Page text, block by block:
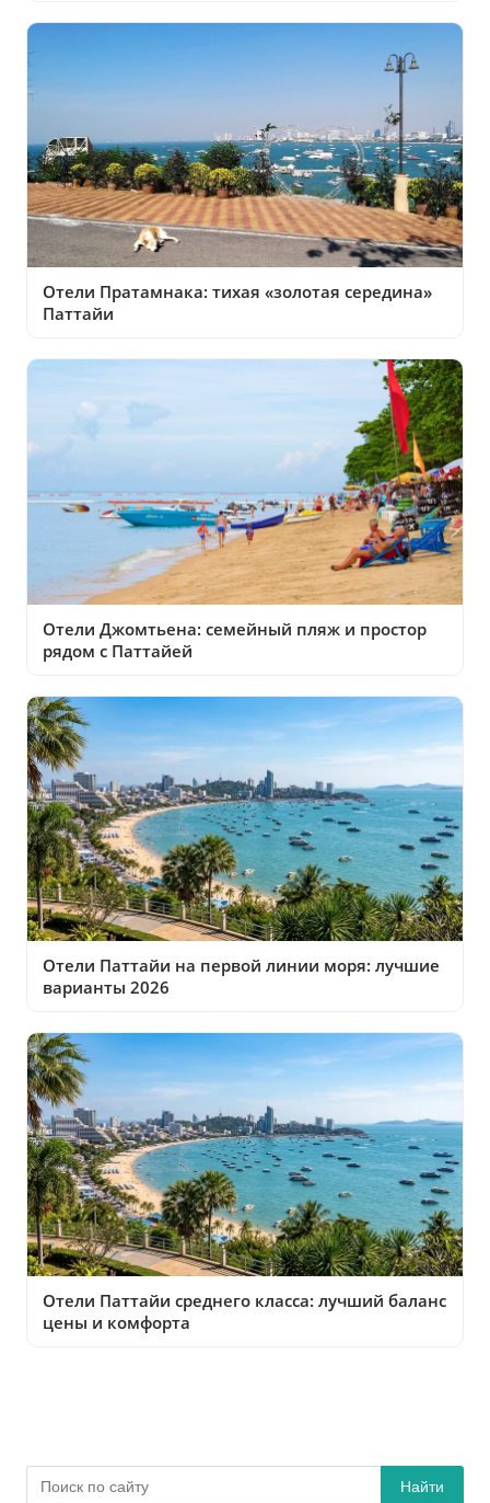
Отели Пратамнака: тихая «золотая середина»
Паттайи
Отели Джомтьена: семейный пляж и простор
рядом с Паттайей
Отели Паттайи на первой линии моря: лучшие
варианты 2026
Отели Паттайи среднего класса: лучший баланс
цены и комфорта
Найти